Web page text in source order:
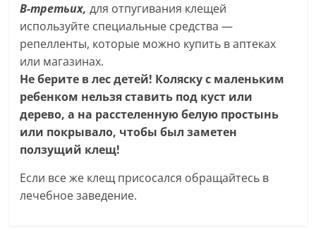
В-третьих, для отпугивания клещей
используйте специальные средства —
репелленты, которые можно купить в аптеках
или магазинах.
Не берите в лес детей! Коляску с маленьким
ребенком нельзя ставить под куст или
дерево, а на расстеленную белую простынь
или покрывало, чтобы был заметен
ползущий клещ!
Если все же клещ присосался обращайтесь в
лечебное заведение.